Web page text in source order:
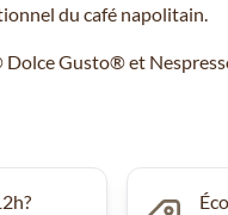
du café napolitain.
Gusto® et